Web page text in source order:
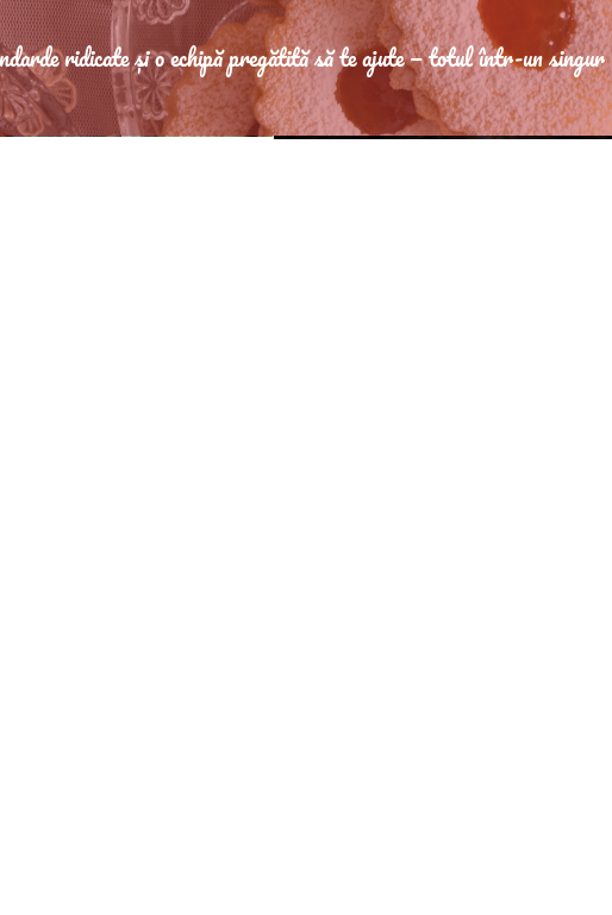
ridicate și o echipă pregătită să te ajute — totul într-un